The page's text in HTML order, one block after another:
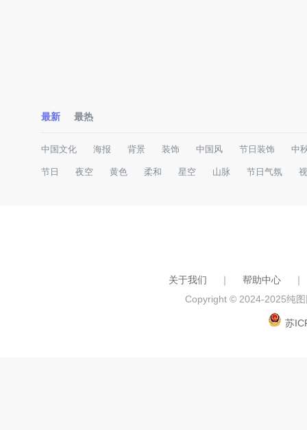
最新 最热
中国文化 海报 背景 装饰 中国风 节日装饰 中
节日 夜空 黄色 柔和 星空 山脉 节日气氛
关于我们 ｜ 帮助中心
｜
Copyright © 2024-2025纯
苏